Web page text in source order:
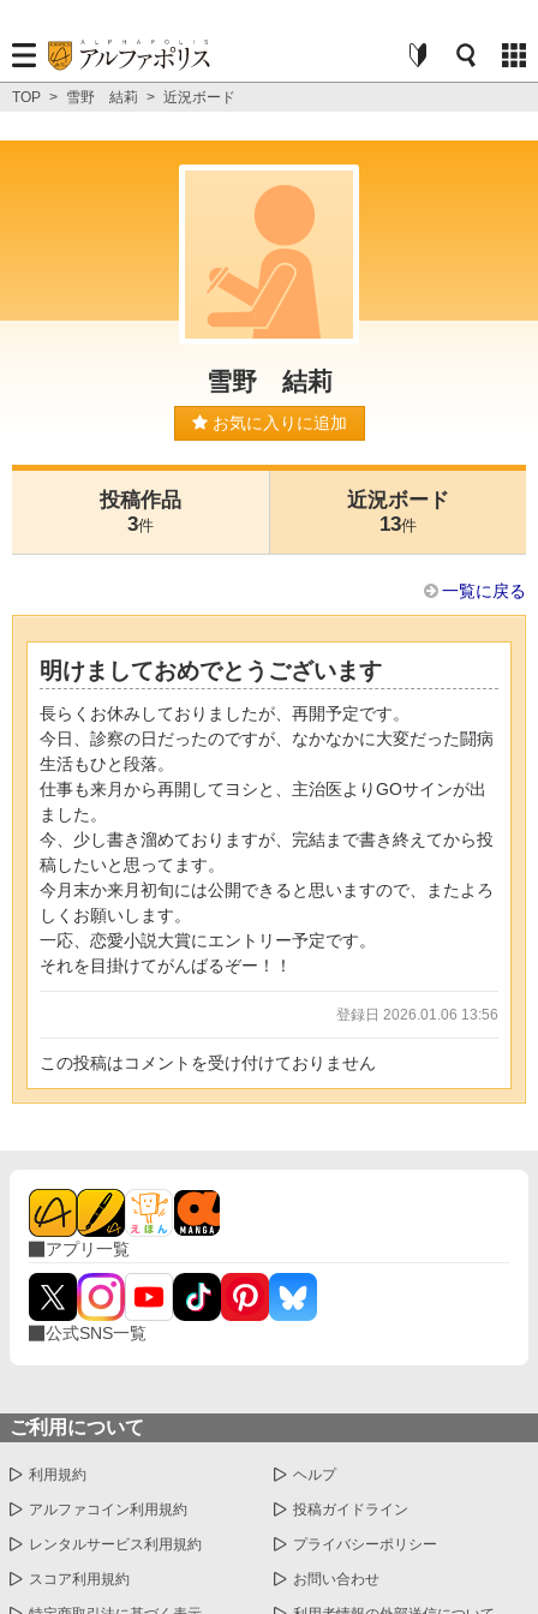
TOP > 雪野 結莉 > 近況ボード
雪野 結莉
お気に入りに追加
投稿作品
3件
近況ボード
13件
一覧に戻る
明けましておめでとうございます
長らくお休みしておりましたが、再開予定です。
今日、診察の日だったのですが、なかなかに大変だった闘病
生活もひと段落。
仕事も来月から再開してヨシと、主治医よりGOサインが出
ました。
今、少し書き溜めておりますが、完結まで書き終えてから投
稿したいと思ってます。
今月末か来月初旬には公開できると思いますので、またよろ
しくお願いします。
一応、恋愛小説大賞にエントリー予定です。
それを目掛けてがんばるぞー！！
登録日 2026.01.06 13:56
この投稿はコメントを受け付けておりません
アプリ一覧
公式SNS一覧
ご利用について
利用規約 ヘルプ
アルファコイン利用規約 投稿ガイドライン
レンタルサービス利用規約 プライバシーポリシー
スコア利用規約 お問い合わせ